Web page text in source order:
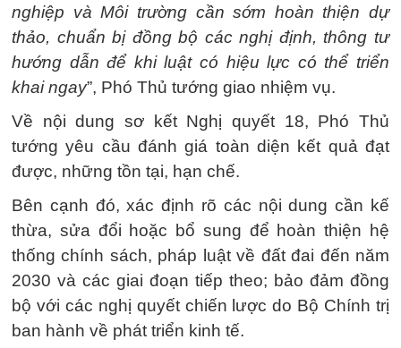
nghiệp và Môi trường cần sớm hoàn thiện dự
thảo, chuẩn bị đồng bộ các nghị định, thông tư
hướng dẫn để khi luật có hiệu lực có thể triển
khai ngay”, Phó Thủ tướng giao nhiệm vụ.
Về nội dung sơ kết Nghị quyết 18, Phó Thủ
tướng yêu cầu đánh giá toàn diện kết quả đạt
được, những tồn tại, hạn chế.
Bên cạnh đó, xác định rõ các nội dung cần kế
thừa, sửa đổi hoặc bổ sung để hoàn thiện hệ
thống chính sách, pháp luật về đất đai đến năm
2030 và các giai đoạn tiếp theo; bảo đảm đồng
bộ với các nghị quyết chiến lược do Bộ Chính trị
ban hành về phát triển kinh tế.